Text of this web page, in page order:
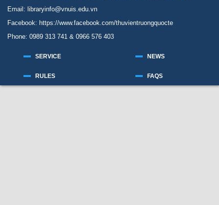
Email: libraryinfo@vnuis.edu.vn
Facebook: https://www.facebook.com/thuvientruongquocte
Phone: 0989 313 741 & 0966 576 403
SERVICE
RULES
NEWS
FAQS